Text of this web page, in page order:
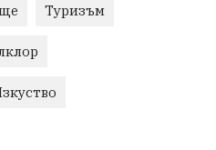
Туризъм